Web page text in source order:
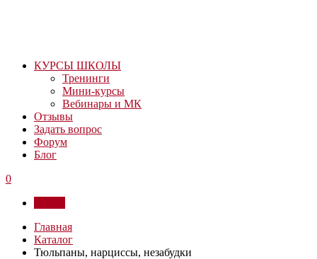
КУРСЫ ШКОЛЫ
Тренинги
Мини-курсы
Вебинары и МК
Отзывы
Задать вопрос
Форум
Блог
0
Главная
Каталог
Тюльпаны, нарциссы, незабудки